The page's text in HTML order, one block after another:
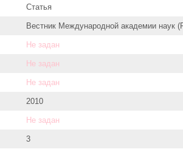
Статья
Вестник Международной академии наук
Не задан
Не задан
Не задан
2010
Не задан
3